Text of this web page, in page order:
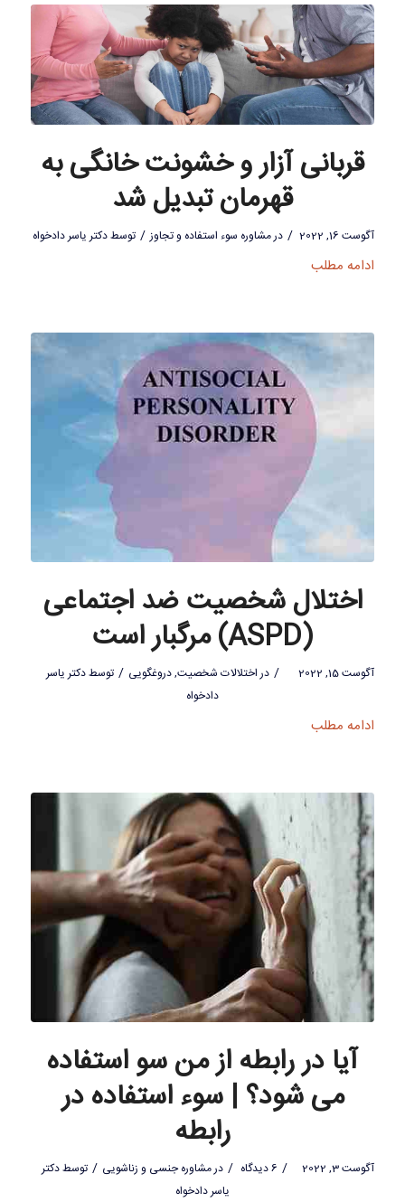
قربانی آزار و خشونت خانگی به
قهرمان تبدیل شد
آگوست 16, 2022 / درمشاوره سوء استفاده و تجاوز / توسطدکتر یاسر دادخواه
ادامه مطلب
اختلال شخصیت ضد اجتماعی
(ASPD) مرگبار است
آگوست 15, 2022 / دراختلالات شخصیت,دروغگویی / توسطدکتر یاسر
دادخواه
ادامه مطلب
آیا در رابطه از من سو استفاده
می شود؟ | سوء استفاده در
رابطه
آگوست 3, 2022 / 6 دیدگاه / درمشاوره جنسی و زناشویی / توسطدکتر
یاسر دادخواه